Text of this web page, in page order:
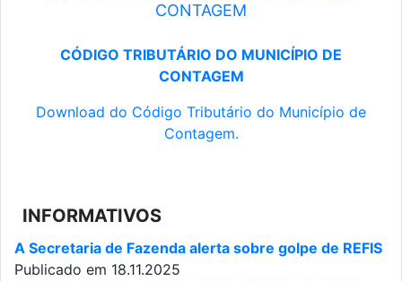
CONTAGEM
CÓDIGO TRIBUTÁRIO DO MUNICÍPIO DE
CONTAGEM
Download do Código Tributário do Município de
Contagem.
INFORMATIVOS
A Secretaria de Fazenda alerta sobre golpe de REFIS
Publicado em 18.11.2025